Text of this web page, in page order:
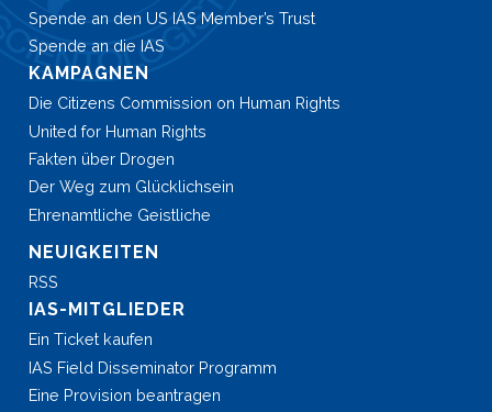
Spende an den US IAS Member’s Trust
Spende an die IAS
KAMPAGNEN
Die Citizens Commission on Human Rights
United for Human Rights
Fakten über Drogen
Der Weg zum Glücklichsein
Ehrenamtliche Geistliche
NEUIGKEITEN
RSS
IAS-MITGLIEDER
Ein Ticket kaufen
IAS Field Disseminator Programm
Eine Provision beantragen